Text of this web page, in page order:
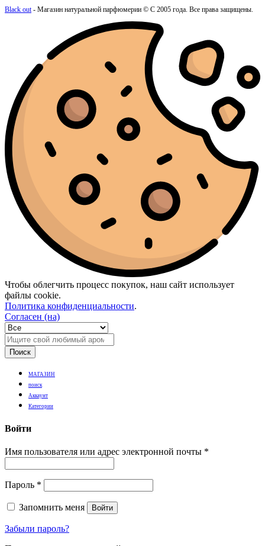
Black out- Магазин натуральной парфюмерии © С 2005 года. Все права защищены.
Чтобы облегчить процесс покупок, наш сайт использует
файлы cookie.
Политика конфиденциальности.
Согласен (на)
Поиск
МАГАЗИН
поиск
Аккаунт
Категории
Войти
Имя пользователя или адрес электронной почты *
Пароль *
Запомнить меня Войти
Забыли пароль?